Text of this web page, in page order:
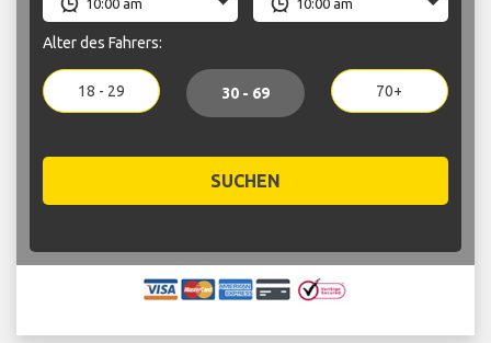
Alter des Fahrers:
18 - 29 30 - 69 70+
SUCHEN